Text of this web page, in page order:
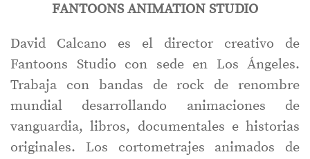
FANTOONS ANIMATION STUDIO
David Calcano es el director creativo de
Fantoons Studio con sede en Los Ángeles.
Trabaja con bandas de rock de renombre
mundial desarrollando animaciones de
vanguardia, libros, documentales e historias
originales. Los cortometrajes animados de